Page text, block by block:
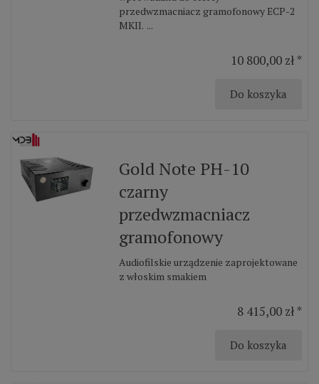
przedwzmacniacz gramofonowy ECP-2
MKII. ...
10 800,00 zł *
Do koszyka
Gold Note PH-10
czarny
przedwzmacniacz
gramofonowy
Audiofilskie urządzenie zaprojektowane
z włoskim smakiem
8 415,00 zł *
Do koszyka